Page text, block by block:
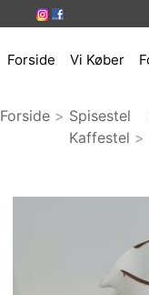
Forside Vi Køber
Forside > Spisestel
Kaffestel >